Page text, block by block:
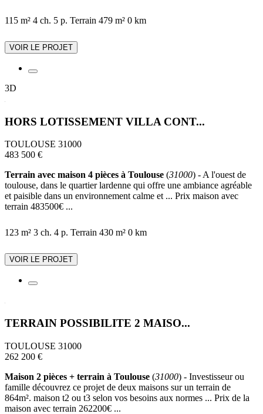
115 m² 4 ch. 5 p. Terrain 479 m² 0 km
VOIR LE PROJET
3D
HORS LOTISSEMENT VILLA CONT...
TOULOUSE 31000
483 500 €
Terrain avec maison 4 pièces à Toulouse (31000) - A l'ouest de
toulouse, dans le quartier lardenne qui offre une ambiance agréable
et paisible dans un environnement calme et ... Prix maison avec
terrain 483500€ ...
123 m² 3 ch. 4 p. Terrain 430 m² 0 km
VOIR LE PROJET
TERRAIN POSSIBILITE 2 MAISO...
TOULOUSE 31000
262 200 €
Maison 2 pièces + terrain à Toulouse (31000) - Investisseur ou
famille découvrez ce projet de deux maisons sur un terrain de
864m². maison t2 ou t3 selon vos besoins aux normes ... Prix de la
maison avec terrain 262200€ ...